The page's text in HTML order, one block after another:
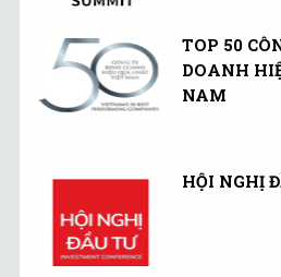
TOP 50
DOANH
NAM
HỘI NGHỊ